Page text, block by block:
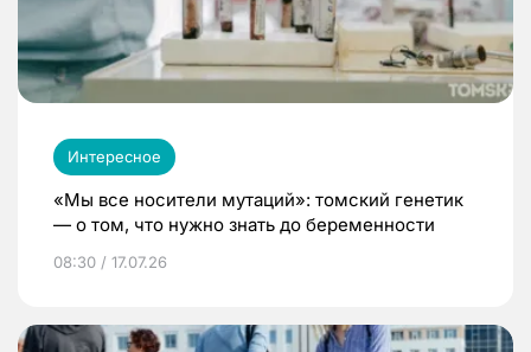
Интересное
«Мы все носители мутаций»: томский генетик
— о том, что нужно знать до беременности
08:30 / 17.07.26